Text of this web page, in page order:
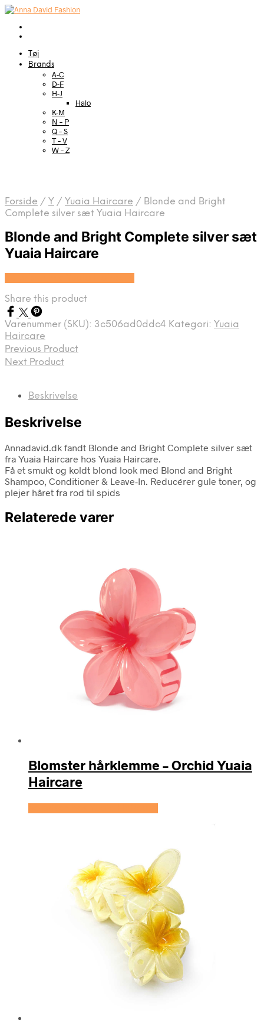
Tøj
Brands
A-C
D-F
H-J
Halo
K-M
N – P
Q – S
T – V
W – Z
Forside / Y / Yuaia Haircare / Blonde and Bright
Complete silver sæt Yuaia Haircare
Blonde and Bright Complete silver sæt
Yuaia Haircare
Share this product
Varenummer (SKU): 3c506ad0ddc4 Kategori: Yuaia
Haircare
Previous Product
Next Product
Beskrivelse
Beskrivelse
Annadavid.dk fandt Blonde and Bright Complete silver sæt
fra Yuaia Haircare hos Yuaia Haircare.
Få et smukt og koldt blond look med Blond and Bright
Shampoo, Conditioner & Leave-In. Reducérer gule toner, og
plejer håret fra rod til spids
Relaterede varer
Blomster hårklemme – Orchid Yuaia
Haircare